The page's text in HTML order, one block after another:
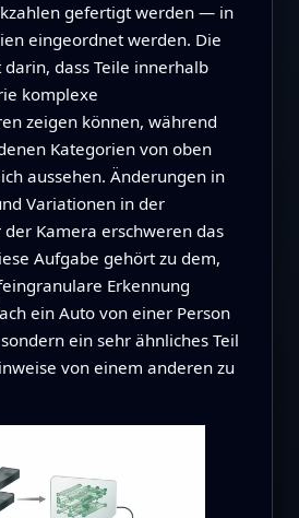
gefertigt werden — in
eingeordnet werden. Die
dass Teile innerhalb
komplexe
zeigen können, während
Kategorien von oben
aussehen. Änderungen in
Variationen in der
Kamera erschweren das
Aufgabe gehört zu dem,
Erkennung
ein Auto von einer Person
ein sehr ähnliches Teil
von einem anderen zu